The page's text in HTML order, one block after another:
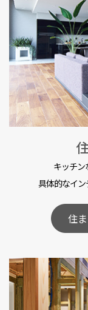
キッチン
具体的なイン
住